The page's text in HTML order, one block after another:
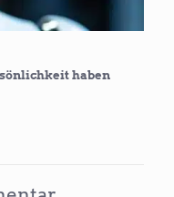
haben